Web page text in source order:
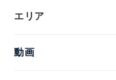
エリア
動画